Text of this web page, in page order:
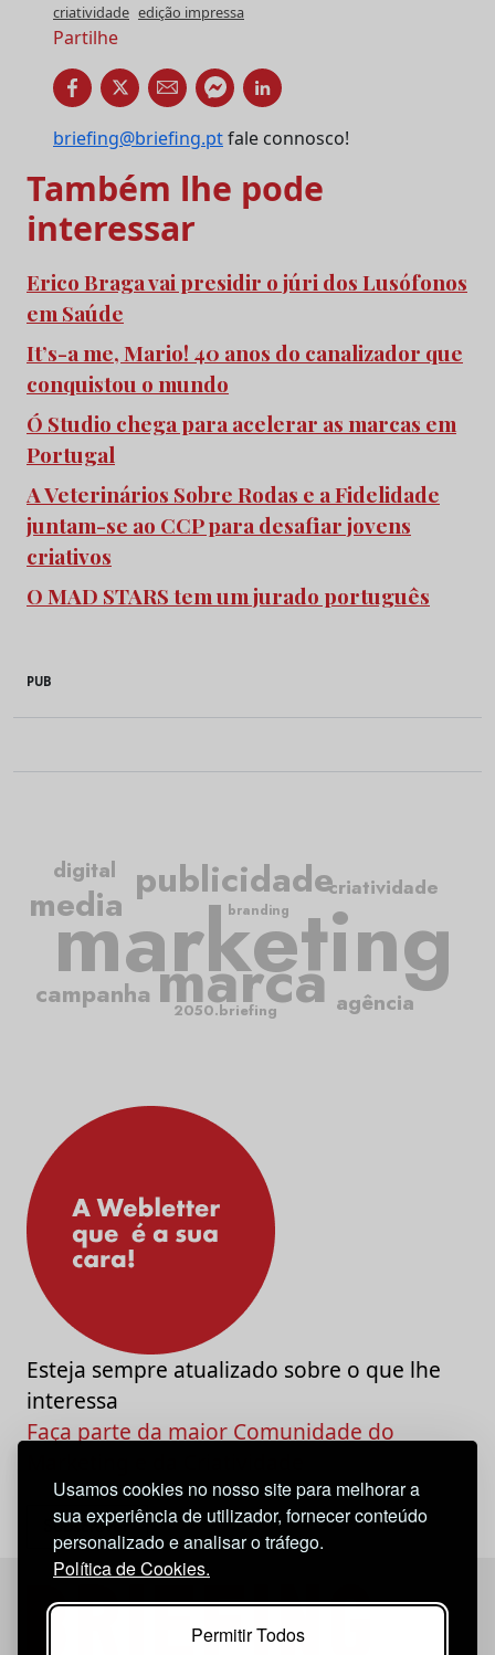
Usamos cookies no nosso site para melhorar a
sua experiência de utilizador, fornecer conteúdo
personalizado e analisar o tráfego.
Política de Cookies.
Permitir Todos
criatividade edição impressa
Partilhe
briefing@briefing.ptfale connosco!
Também lhe pode
interessar
Erico Braga vai presidir o júri dos Lusófonos
em Saúde
It’s-a me, Mario! 40 anos do canalizador que
conquistou o mundo
Ó Studio chega para acelerar as marcas em
Portugal
A Veterinários Sobre Rodas e a Fidelidade
juntam-se ao CCP para desafiar jovens
criativos
O MAD STARS tem um jurado português
PUB
marketing
publicidade
marca
criatividade
campanha
media
agência
digital
2050.briefing
branding
Esteja sempre atualizado sobre o que lhe
interessa
Faça parte da maior Comunidade do